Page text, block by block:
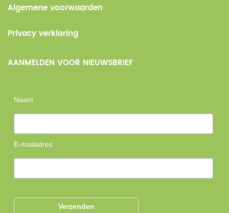
Algemene voorwaarden
Privacy verklaring
AANMELDEN VOOR NIEUWSBRIEF
Naam
E-mailadres